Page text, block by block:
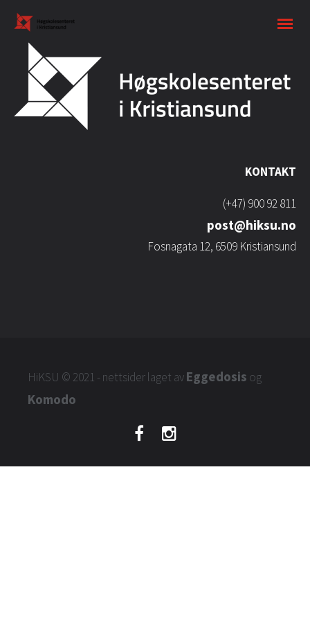
KONTAKT
(+47) 900 92 811
post@hiksu.no
Fosnagata 12, 6509 Kristiansund
HiKSU © 2021 - nettsider laget avEggedosis og
Komodo